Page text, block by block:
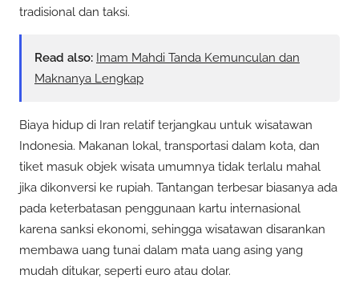
tradisional dan taksi.
Read also: Imam Mahdi Tanda Kemunculan dan
Maknanya Lengkap
Biaya hidup di Iran relatif terjangkau untuk wisatawan
Indonesia. Makanan lokal, transportasi dalam kota, dan
tiket masuk objek wisata umumnya tidak terlalu mahal
jika dikonversi ke rupiah. Tantangan terbesar biasanya ada
pada keterbatasan penggunaan kartu internasional
karena sanksi ekonomi, sehingga wisatawan disarankan
membawa uang tunai dalam mata uang asing yang
mudah ditukar, seperti euro atau dolar.